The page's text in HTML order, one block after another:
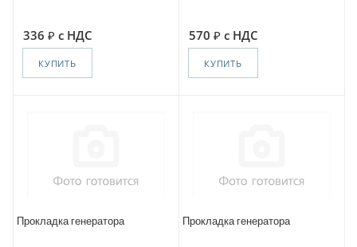
336 с НДС
КУПИТЬ
570 с НДС
КУПИТЬ
Прокладка генератора Прокладка генератора